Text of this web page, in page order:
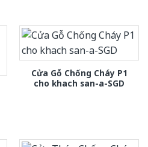
Cửa Gỗ Chống Cháy P1
cho khach san-a-SGD